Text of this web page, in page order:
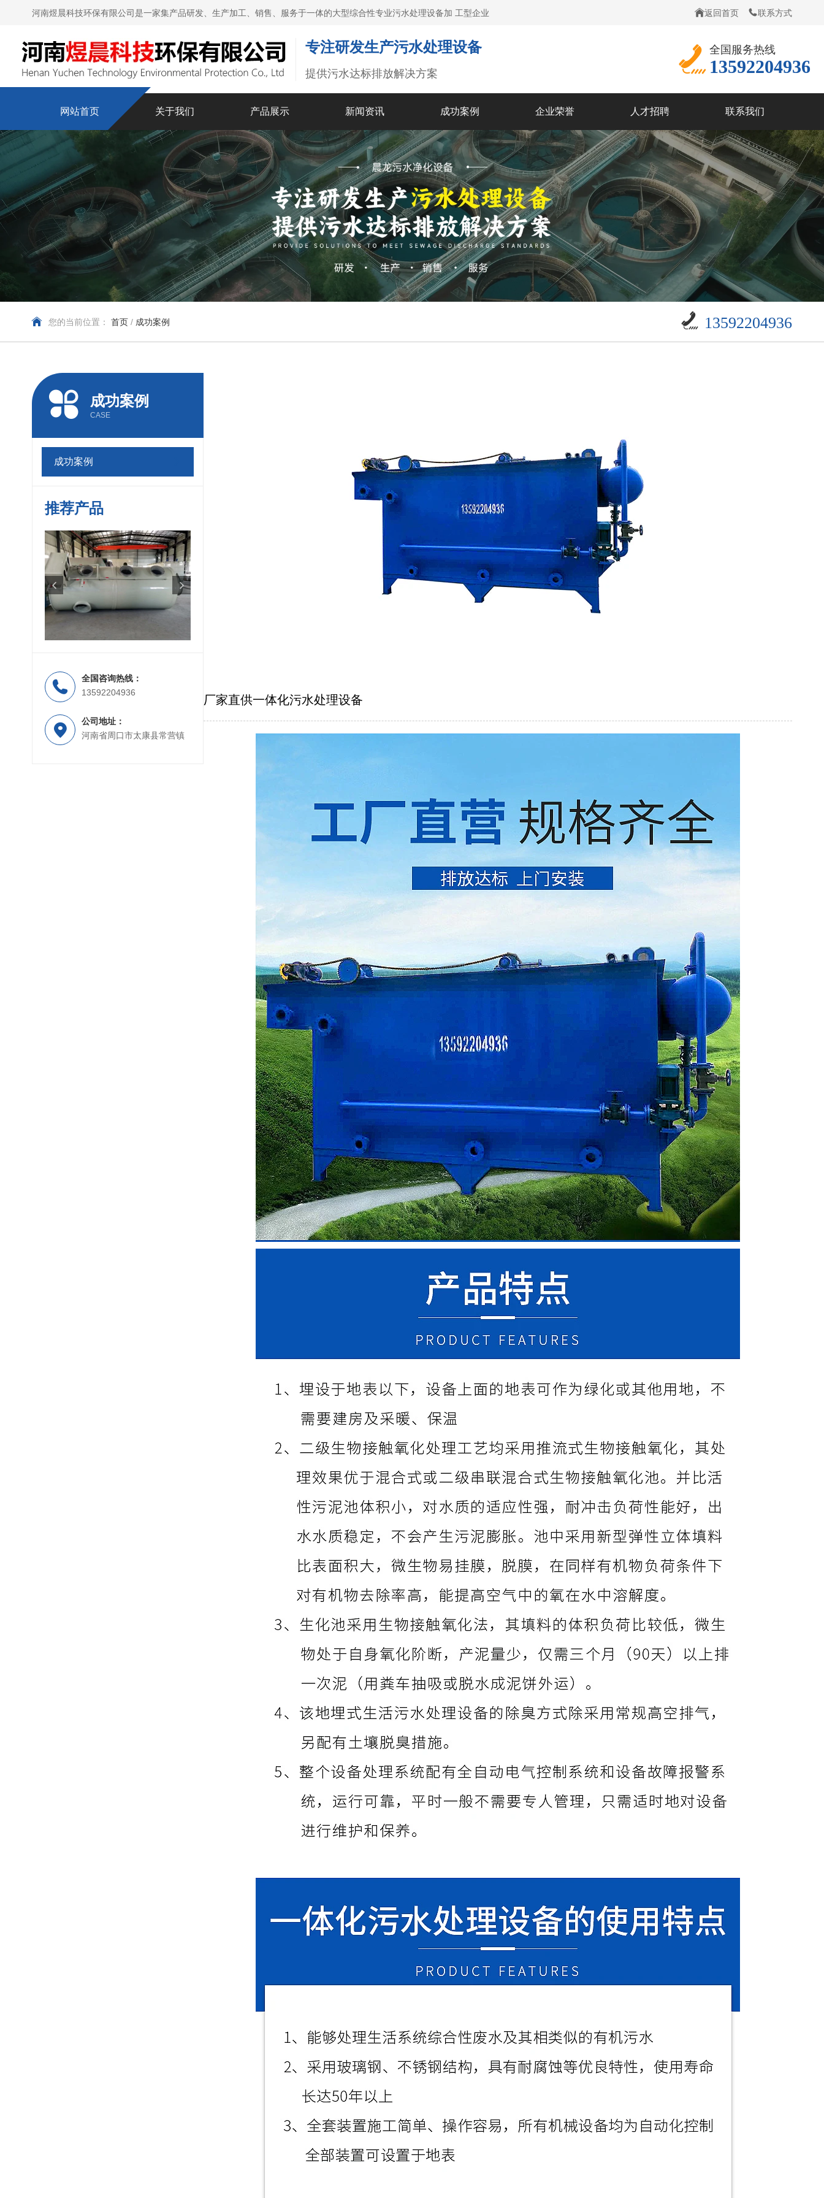
河南煜晨科技环保有限公司是一家集产品研发、生产加工、销售、服务于一体的大型综合性专业污水处理设备加 工型企业 返回首页 联系方式
专注研发生产污水处理设备
提供污水达标排放解决方案
全国服务热线
13592204936
网站首页 关于我们 产品展示 新闻资讯 成功案例 企业荣誉 人才招聘 联系我们
您的当前位置： 首页 / 成功案例 13592204936
成功案例
CASE
成功案例
推荐产品
脱硫塔
全国咨询热线：
13592204936
公司地址：
河南省周口市太康县常营镇
厂家直供一体化污水处理设备